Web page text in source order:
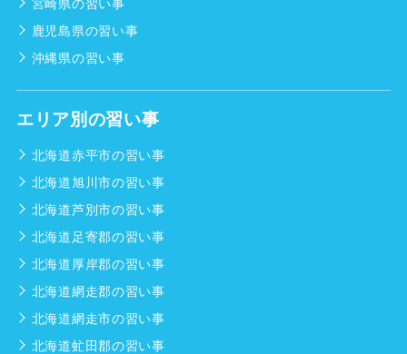
宮崎県の習い事
鹿児島県の習い事
沖縄県の習い事
エリア別の習い事
北海道赤平市の習い事
北海道旭川市の習い事
北海道芦別市の習い事
北海道足寄郡の習い事
北海道厚岸郡の習い事
北海道網走郡の習い事
北海道網走市の習い事
北海道虻田郡の習い事